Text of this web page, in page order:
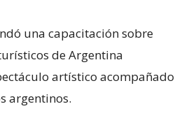
una capacitación sobre
de Argentina
artístico acompañado
argentinos.